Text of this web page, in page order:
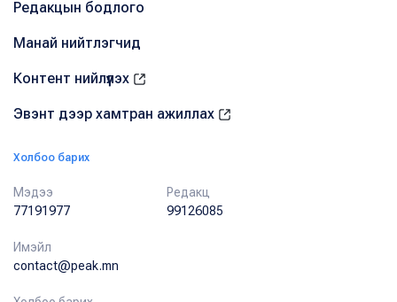
Редакцын бодлого
Манай нийтлэгчид
Контент нийлүүлэх
Эвэнт дээр хамтран ажиллах
Холбоо барих
Мэдээ
77191977
Редакц
99126085
Имэйл
contact@peak.mn